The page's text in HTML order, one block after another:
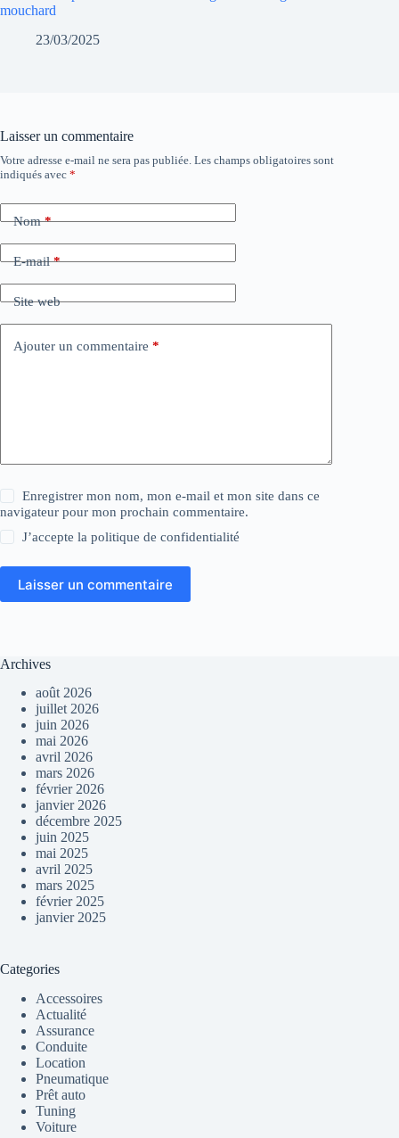
mouchard
23/03/2025
Laisser un commentaire
Votre adresse e-mail ne sera pas publiée. Les champs obligatoires sont
indiqués avec *
Nom*
E-mail*
Site web
Ajouter un commentaire *
Enregistrer mon nom, mon e-mail et mon site dans ce
navigateur pour mon prochain commentaire.
J’accepte lapolitique de confidentialité
Laisser un commentaire
Archives
août 2026
juillet 2026
juin 2026
mai 2026
avril 2026
mars 2026
février 2026
janvier 2026
décembre 2025
juin 2025
mai 2025
avril 2025
mars 2025
février 2025
janvier 2025
Categories
Accessoires
Actualité
Assurance
Conduite
Location
Pneumatique
Prêt auto
Tuning
Voiture